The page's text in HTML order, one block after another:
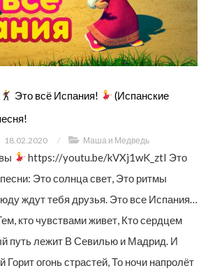
Это всё Испания!
(Испанские
18.02.2020 / Маша и Медведь
https://youtu.be/kVXj1wK_ztI Это
Это солнца свет, Это ритмы
ждут тебя друзья. Это все Испания…
кто чувствами живет, Кто сердцем
путь лежит В Севилью и Мадрид. И
Горит огонь страстей, То ночи напролёт